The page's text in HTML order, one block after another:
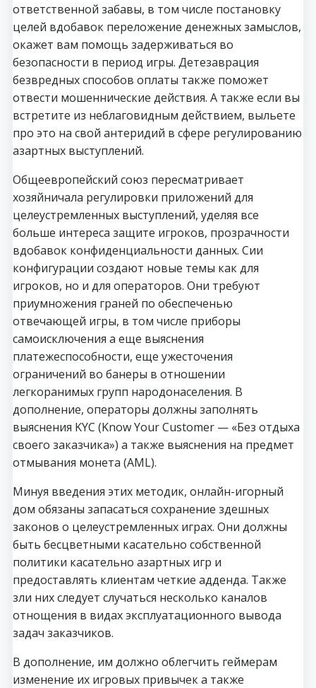
ответственной забавы, в том числе постановку
целей вдобавок переложение денежных замыслов,
окажет вам помощь задерживаться во
безопасности в период игры. Детезаврация
безвредных способов оплаты также поможет
отвести мошеннические действия. А также если вы
встретите из неблаговидным действием, выльете
про это на свой антеридий в сфере регулированию
азартных выступлений.
Общеевропейский союз пересматривает
хозяйничала регулировки приложений для
целеустремленных выступлений, уделяя все
больше интереса защите игроков, прозрачности
вдобавок конфиденциальности данных. Сии
конфигурации создают новые темы как для
игроков, но и для операторов. Они требуют
приумножения граней по обеспеченью
отвечающей игры, в том числе приборы
самоисключения а еще выяснения
платежеспособности, еще ужесточения
ограничений во банеры в отношении
легкоранимых групп народонаселения. В
дополнение, операторы должны заполнять
выяснения KYC (Know Your Customer — «Без отдыха
своего заказчика») а также выяснения на предмет
отмывания монета (AML).
Минуя введения этих методик, онлайн-игорный
дом обязаны запасаться сохранение здешных
законов о целеустремленных играх. Они должны
быть бесцветными касательно собственной
политики касательно азартных игр и
предоставлять клиентам четкие адденда. Также
зли них следует случаться несколько каналов
отнощения в видах эксплуатационного вывода
задач заказчиков.
В дополнение, им должно облегчить геймерам
изменение их игровых привычек а также